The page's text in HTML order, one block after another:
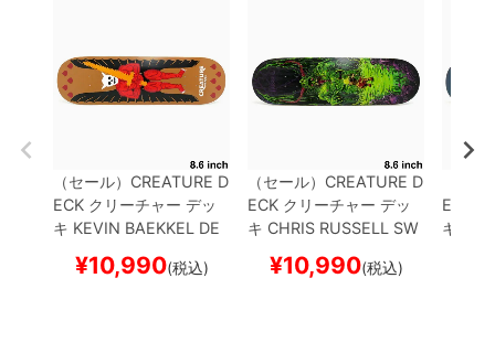
（セール） CREATURE D
ECK クリーチャー デッ
キ KEVIN BAEKKEL DE
ド スケボー
¥10,990(税込)
（セール） CREATURE D
ECK クリーチャー デッ
キ CHRIS RUSSELL SW
スケボー
¥10,990(税込)
ECK
キ